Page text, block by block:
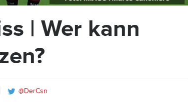
| Wer kann
@DerCsn